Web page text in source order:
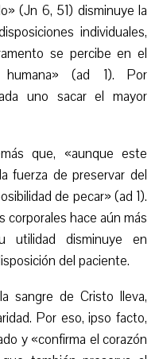
(Jn 6, 51) disminuye la
individuales,
se percibe en el
(ad 1). Por
uno sacar el mayor
que, «aunque este
fuerza de preservar del
de pecar» (ad 1).
corporales hace aún más
utilidad disminuye en
del paciente.
sangre de Cristo lleva,
Por eso, ipso facto,
y «confirma el corazón